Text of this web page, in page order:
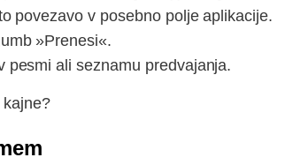
povezavo v posebno polje aplikacije.
»Prenesi«.
pesmi ali seznamu predvajanja.